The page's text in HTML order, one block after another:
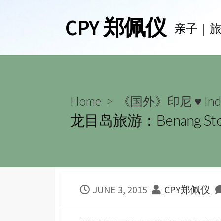
content
CPY 郑佩仪 亲子｜
Home > 《国外》印尼 ♥
龙目岛旅游：Benang
PUBLISHED
JUNE 3, 2015 AUTHOR
CPY郑佩仪